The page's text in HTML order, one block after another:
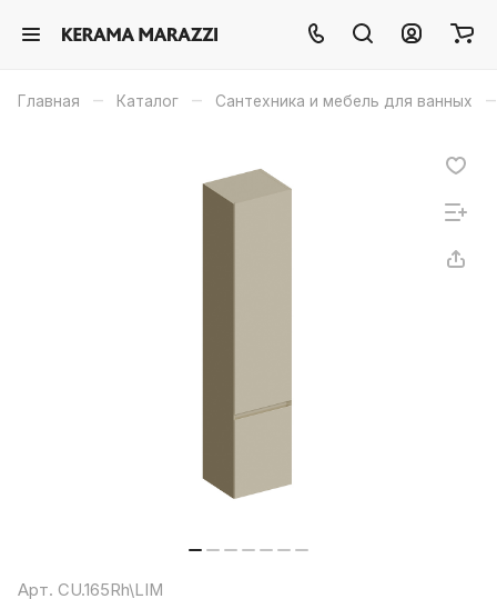
Главная – Каталог – Сантехника и мебель для ванных –
Арт. CU.165Rh\LIM